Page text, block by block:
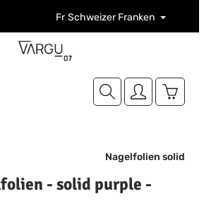
Fr Schweizer Franken
Nagelfolien solid
- solid purple -